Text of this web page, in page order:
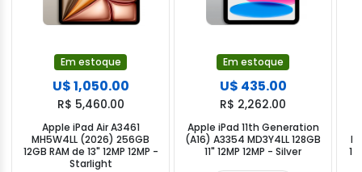
Em estoque
U$ 1,050.00
R$ 5,460.00
Apple iPad Air A3461
MH5W4LL (2026) 256GB
12GB RAM de 13" 12MP 12MP -
Starlight
Em estoque
U$ 435.00
R$ 2,262.00
Apple iPad 11th Generation
(A16) A3354 MD3Y4LL 128GB
11" 12MP 12MP - Silver